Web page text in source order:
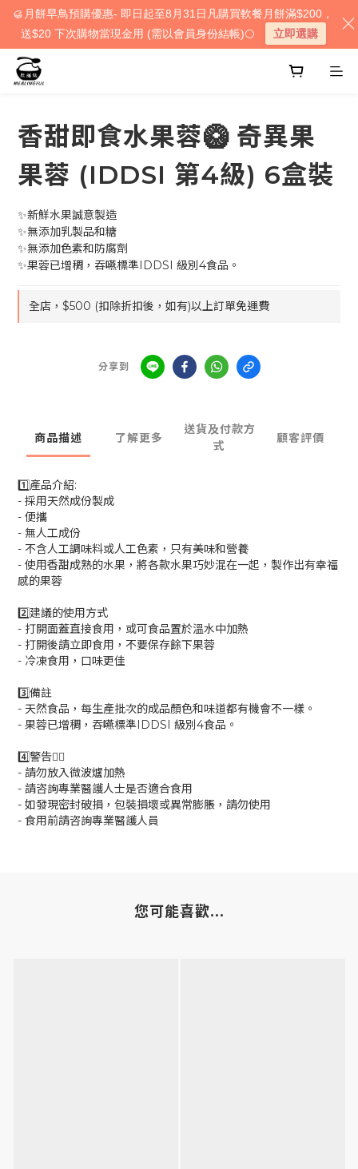
香甜即食水果蓉🥝 奇異果
果蓉 (IDDSI 第4級) 6盒裝
✨新鮮水果誠意製造
✨無添加乳製品和糖
✨無添加色素和防腐劑
✨果蓉已增稠，吞嚥標準IDDSI 級別4食品。
全店，$500 (扣除折扣後，如有)以上訂單免運費
分享到
商品描述 了解更多
送貨及付款方
式
顧客評價
1️⃣產品介紹:
- 採用天然成份製成
- 便攜
- 無人工成份
- 不含人工調味料或人工色素，只有美味和營養
- 使用香甜成熟的水果，將各款水果巧妙混在一起，製作出有幸福
感的果蓉
2️⃣建議的使用方式
- 打開面蓋直接食用，或可食品置於溫水中加熱
- 打開後請立即食用，不要保存餘下果蓉
- 冷凍食用，口味更佳
3️⃣備註
- 天然食品，每生產批次的成品顏色和味道都有機會不一樣。
- 果蓉已增稠，吞嚥標準IDDSI 級別4食品。
4️⃣警告🙅‍♀️
- 請勿放入微波爐加熱
- 請咨詢專業醫護人士是否適合食用
- 如發現密封破損，包裝損壞或異常膨脹，請勿使用
- 食用前請咨詢專業醫護人員
您可能喜歡...
🥮月餅早鳥預購優惠- 即日起至8月31日凡購買軟餐月餅滿$200，
送$20 下次購物當現金用 (需以會員身份結帳)🌕
立即選購